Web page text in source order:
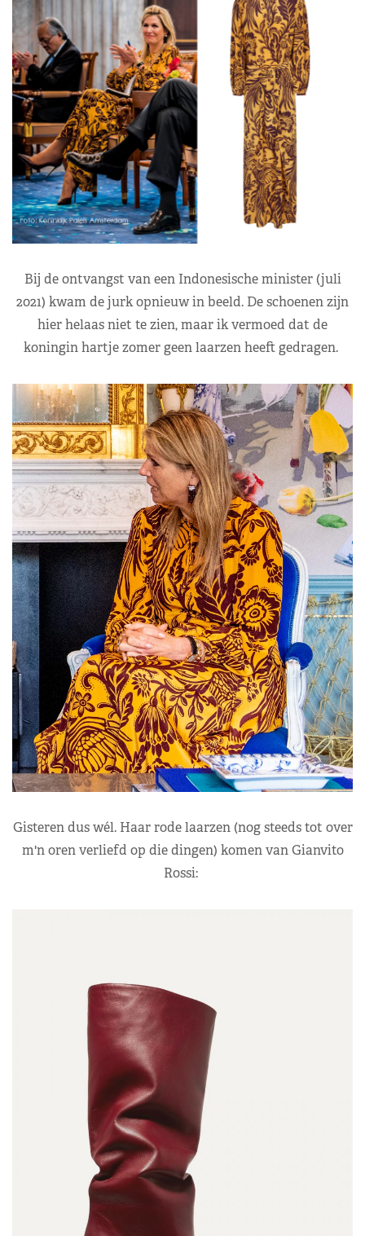
Bij de ontvangst van een Indonesische minister (juli
2021) kwam de jurk opnieuw in beeld. De schoenen zijn
hier helaas niet te zien, maar ik vermoed dat de
koningin hartje zomer geen laarzen heeft gedragen.
Gisteren dus wél. Haar rode laarzen (nog steeds tot over
m'n oren verliefd op die dingen) komen van Gianvito
Rossi: